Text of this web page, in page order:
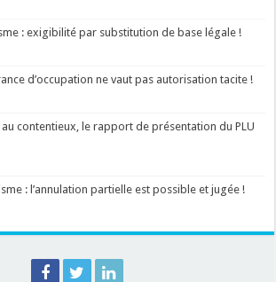
: exigibilité par substitution de base légale !
d’occupation ne vaut pas autorisation tacite !
contentieux, le rapport de présentation du PLU
: l’annulation partielle est possible et jugée !